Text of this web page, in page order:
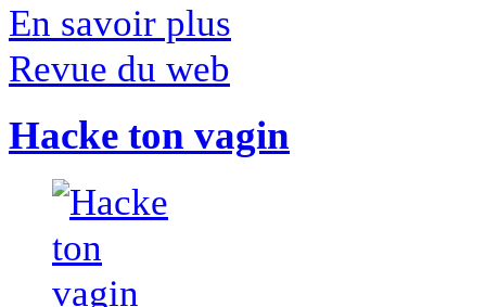
En savoir plus
Revue du web
Hacke ton vagin